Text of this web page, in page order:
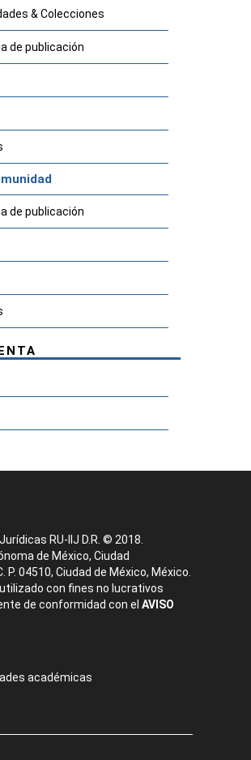
& Colecciones
de publicación
de publicación
RU-IIJ D.R. © 2018.
de México, Ciudad
P. 04510, Ciudad de México, México.
con fines no lucrativos
de conformidad con el AVISO
académicas